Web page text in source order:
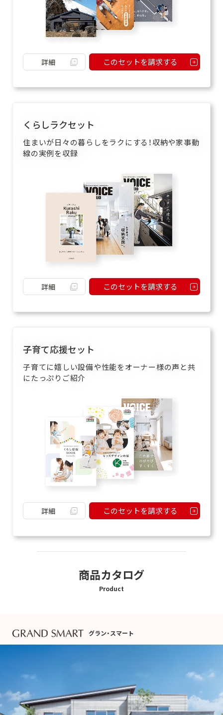
詳細 このセットを請求する
くらしラクセット
住まいが日々の暮らしをラクにする！収納や家事動
線の実例を収録
詳細 このセットを請求する
子育て応援セット
子育てに嬉しい設備や性能をオーナー様の声と共
にたっぷりご紹介
詳細 このセットを請求する
商品カタログ
Product
グラン・スマート